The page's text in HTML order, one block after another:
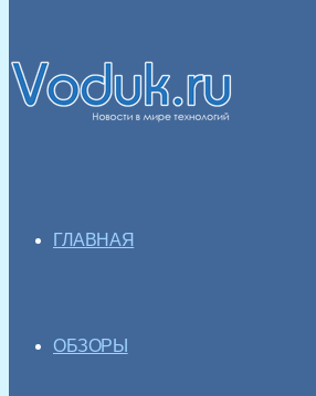
ГЛАВНАЯ
ОБЗОРЫ